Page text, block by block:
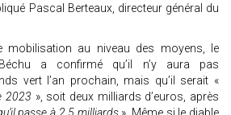
Pascal Berteaux, directeur général du
mobilisation au niveau des moyens, le
a confirmé qu’il n’y aura pas
vert l’an prochain, mais qu’il serait «
2023 », soit deux milliards d’euros, après